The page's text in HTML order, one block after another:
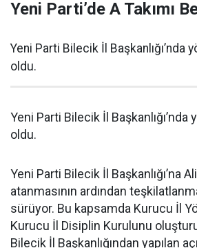
Yeni Parti’de A Takımı
Yeni Parti Bilecik İl Başkanlığı’nda
oldu.
Yeni Parti Bilecik İl
oldu.
Yeni Parti Bilecik İl Başkanlığı’na
atanmasının ardından
sürüyor. Bu kapsamda Kurucu İl
Kurucu İl Disiplin Kurulunu
Bilecik İl Başkanlığından yapılan